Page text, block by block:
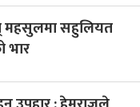
महसुलमा सहुलियत
भार